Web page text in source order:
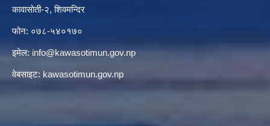
कावासाेती-२, शिवमन्दिर
फोन: ०७८-५४०१७०
इमेल: info@kawasotimun.gov.np
वेबसाइट: kawasotimun.gov.np